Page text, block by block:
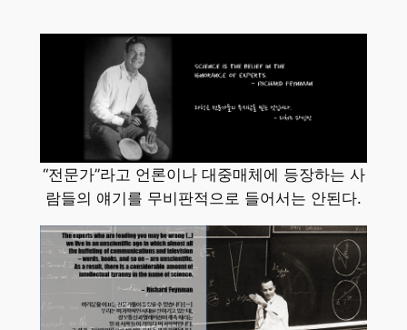
“전문가”라고 언론이나 대중매체에 등장하는 사
람들의 얘기를 무비판적으로 들어서는 안된다.